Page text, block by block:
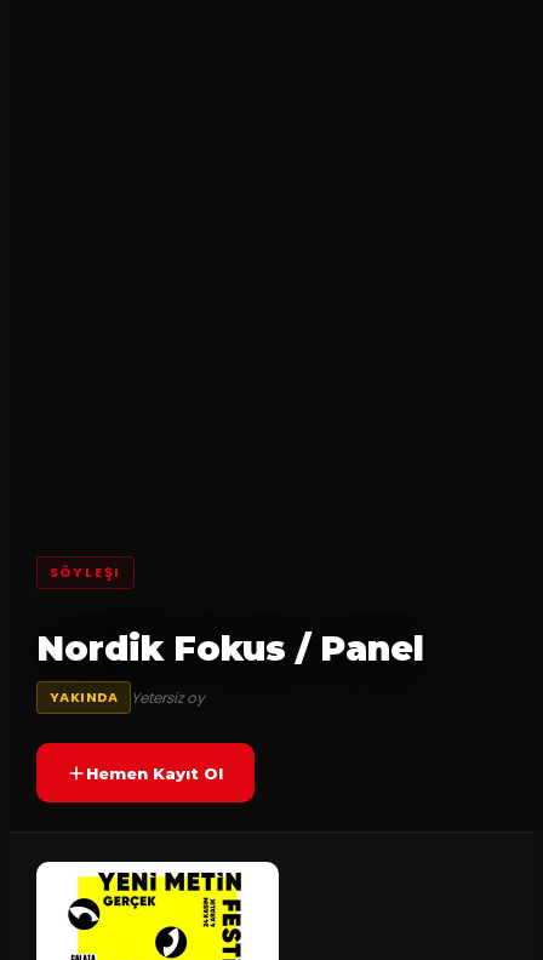
SÖYLEŞI
Nordik Fokus / Panel
YAKINDA Yetersiz oy
Hemen Kayıt Ol